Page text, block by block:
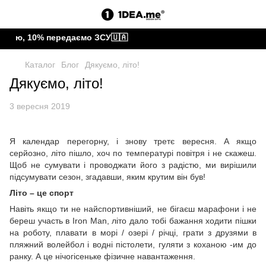
10% передаємо ЗСУ🇺🇦
Каталог Блог Дякуємо, літо!
Дякуємо, літо!
3 вересня 2019
Я календар перегорну, і знову третє вересня. А якщо
серйозно, літо пішло, хоч по температурі повітря і не скажеш.
Щоб не сумувати і проводжати його з радістю, ми вирішили
підсумувати сезон, згадавши, яким крутим він був!
Літо – це спорт
Навіть якщо ти не найспортивніший, не бігаєш марафони і не
береш участь в Iron Man, літо дало тобі бажання ходити пішки
на роботу, плавати в морі / озері / річці, грати з друзями в
пляжний волейбол і водні пістолети, гуляти з коханою -им до
ранку. А це нічогісеньке фізичне навантаження.